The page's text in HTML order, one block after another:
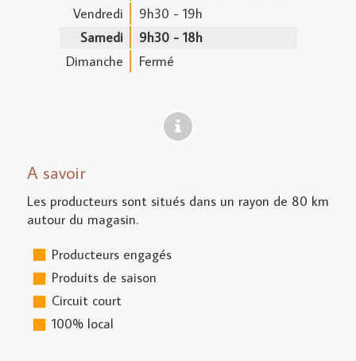
Vendredi
9h30 - 19h
Samedi
9h30 - 18h
Dimanche
Fermé
A savoir
Les producteurs sont situés dans un rayon de 80 km
autour du magasin.
Producteurs engagés
Produits de saison
Circuit court
100% local